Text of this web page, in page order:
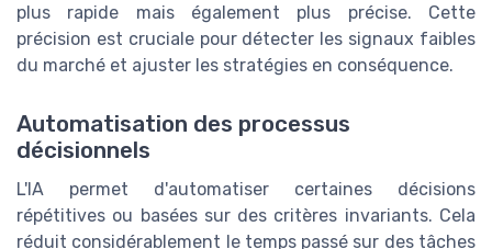
plus rapide mais également plus précise. Cette
précision est cruciale pour détecter les signaux faibles
du marché et ajuster les stratégies en conséquence.
Automatisation des processus
décisionnels
L'IA permet d'automatiser certaines décisions
répétitives ou basées sur des critères invariants. Cela
réduit considérablement le temps passé sur des tâches